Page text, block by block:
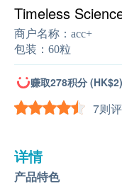
Timeless
商户名称： acc+
包装： 60粒
赚取278积分 (HK$2)
7则
详情
产品特色